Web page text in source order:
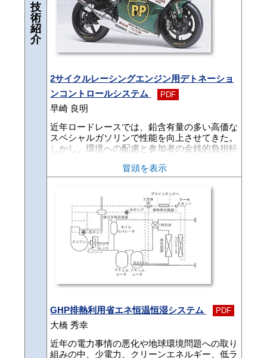
技
術
紹
介
2サイクルレーシングエンジン用デトネーショ
ンコントロールシステム
PDF
早崎 良明
近年ロードレースでは、鉛含有量の多い高価な
スペシャルガソリンで性能を向上させてきた。
しかし、環境への配慮と参加者の金銭的負担軽
各サーキットで供給されるガソリン（市販無鉛
ハイオク）の使用が義務づけられた。また、世
界選手権（WGP）でも1998年より無鉛化され
た。このため、エンジンの異常燃焼（デトネー
ション）対策が必要となり、性能や燃焼室まわ
りの耐久性が低下すると共に、点火時期やキャ
ブレタセッティングの要求範囲が狭くなった。
そこで、ファクトリーレーサーYZR250では、
デトネーションコントロールシステム（以下、
DCSという）を制御技術室と共同で開発し、
性能と信頼性を向上させることができた。基本
的には4輪エンジンではポピュラーなノック制
変更なしで燃焼圧力センサを気筒毎に設け、最
高回転14000rpm以上の2サイクルエンジン（毎
秒230回以上の燃焼）での制御を可能にした。
それを実戦投入し、全日本GP250クラスでは1
998年チャンピオン（9戦中8勝）と1999年開幕
冒頭を表示
GHP排熱利用省エネ恒温恒湿システム PDF
大橋 秀幸
近年の電力事情の悪化や地球環境問題への取り
組みの中、少電力、クリーンエネルギー、低ラ